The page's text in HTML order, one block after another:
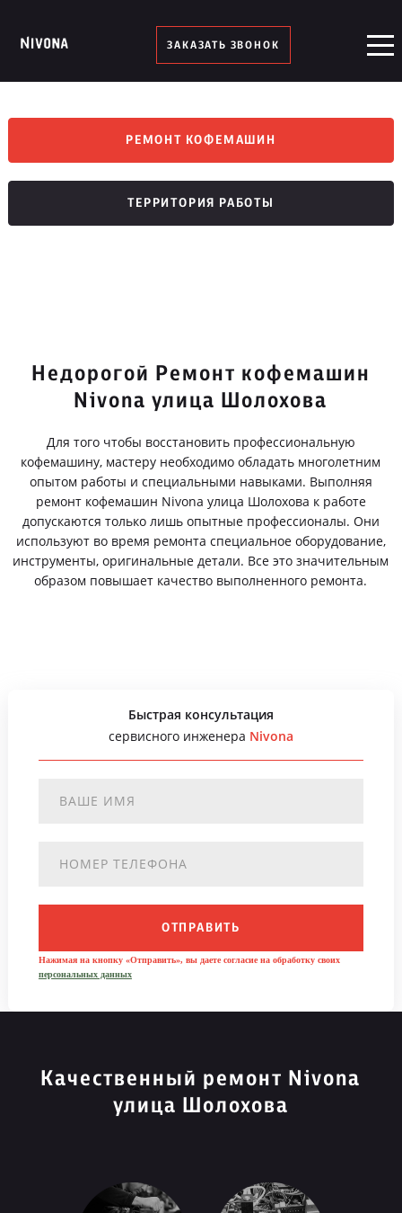
ЗАКАЗАТЬ ЗВОНОК
РЕМОНТ КОФЕМАШИН
ТЕРРИТОРИЯ РАБОТЫ
Недорогой Ремонт кофемашин
Nivona улица Шолохова
Для того чтобы восстановить профессиональную
кофемашину, мастеру необходимо обладать многолетним
опытом работы и специальными навыками. Выполняя
ремонт кофемашин Nivona улица Шолохова к работе
допускаются только лишь опытные профессионалы. Они
используют во время ремонта специальное оборудование,
инструменты, оригинальные детали. Все это значительным
образом повышает качество выполненного ремонта.
Быстрая консультация
сервисного инженера Nivona
ОТПРАВИТЬ
Нажимая на кнопку «Отправить», вы даете согласие на обработку своих
персональных данных
Качественный ремонт Nivona
улица Шолохова